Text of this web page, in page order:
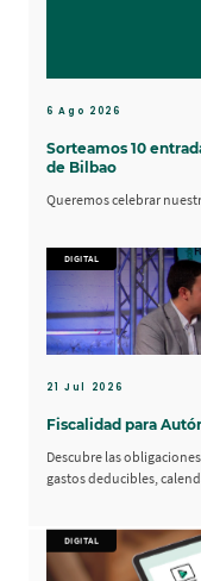
6 Ago 2026
Sorteamos 10
de Bilbao
Queremos celebrar
DIGITAL
21 Jul 2026
Fiscalidad para
Descubre las
gastos deducibles,
DIGITAL